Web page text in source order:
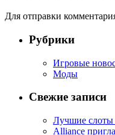
Для отправки
Рубрики
Игровые
Моды
Свежие записи
Лучшие слоты
Alliance